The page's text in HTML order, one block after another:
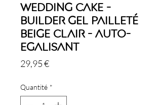
Wedding Cake -
Builder Gel Pailleté
Beige Clair - Auto-
Egalisant
29,95 €Prix
Quantité *